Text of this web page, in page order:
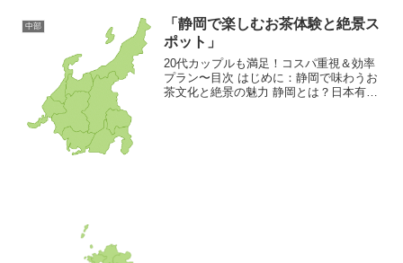
ン 王道観光スポット：定番から隠れた名
所...
中部
「静岡で楽しむお茶体験と絶景ス
ポット」
20代カップルも満足！コスパ重視＆効率
プラン〜目次 はじめに：静岡で味わうお
茶文化と絶景の魅力 静岡とは？日本有数